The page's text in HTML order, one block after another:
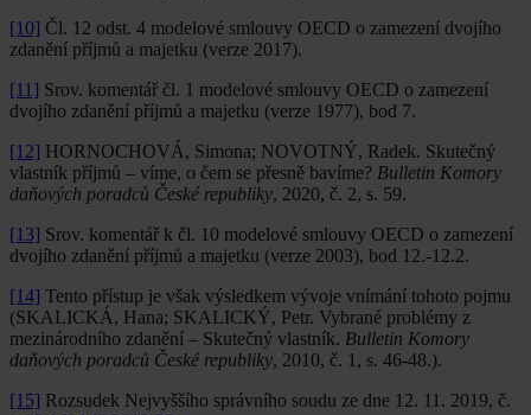
[10] Čl. 12 odst. 4 modelové smlouvy OECD o zamezení dvojího
zdanění příjmů a majetku (verze 2017).
[11] Srov. komentář čl. 1 modelové smlouvy OECD o zamezení
dvojího zdanění příjmů a majetku (verze 1977), bod 7.
[12] HORNOCHOVÁ, Simona; NOVOTNÝ, Radek. Skutečný
vlastník příjmů – víme, o čem se přesně bavíme? Bulletin Komory
daňových poradců České republiky, 2020, č. 2, s. 59.
[13] Srov. komentář k čl. 10 modelové smlouvy OECD o zamezení
dvojího zdanění příjmů a majetku (verze 2003), bod 12.-12.2.
[14] Tento přístup je však výsledkem vývoje vnímání tohoto pojmu
(SKALICKÁ, Hana; SKALICKÝ, Petr. Vybrané problémy z
mezinárodního zdanění – Skutečný vlastník. Bulletin Komory
daňových poradců České republiky, 2010, č. 1, s. 46-48.).
[15] Rozsudek Nejvyššího správního soudu ze dne 12. 11. 2019, č.